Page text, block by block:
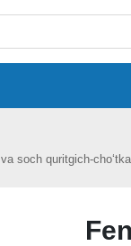
soch quritgich-